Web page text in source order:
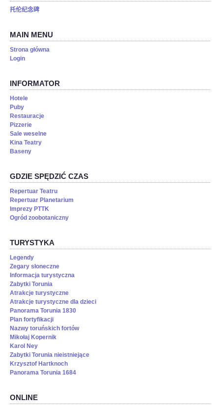
托伦纪念碑
MAIN MENU
Strona główna
Login
INFORMATOR
Hotele
Puby
Restauracje
Pizzerie
Sale weselne
Kina Teatry
Baseny
GDZIE SPĘDZIĆ CZAS
Repertuar Teatru
Repertuar Planetarium
Imprezy PTTK
Ogród zoobotaniczny
TURYSTYKA
Legendy
Zegary słoneczne
Informacja turystyczna
Zabytki Torunia
Atrakcje turystyczne
Atrakcje turystyczne dla dzieci
Panorama Torunia 1830
Plan fortyfikacji
Nazwy toruńskich fortów
Mikołaj Kopernik
Karol Ney
Zabytki Torunia nieistniejące
Krzysztof Hartknoch
Panorama Torunia 1684
ONLINE